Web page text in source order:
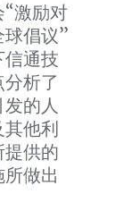
激励对
倡议”
通技
析了
的人
他利
供的
做出